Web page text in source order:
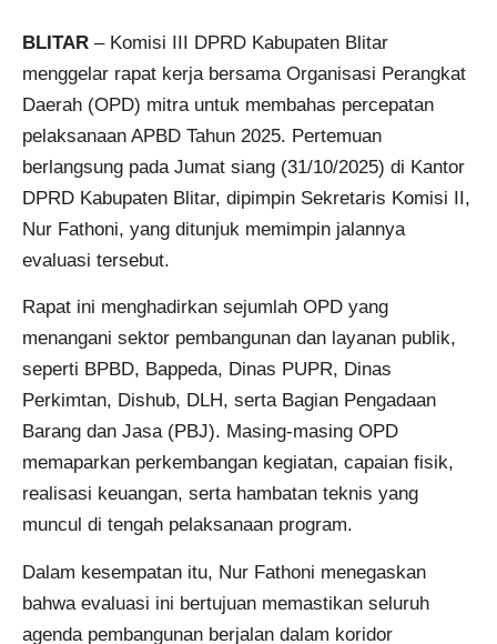
BLITAR – Komisi III DPRD Kabupaten Blitar
menggelar rapat kerja bersama Organisasi Perangkat
Daerah (OPD) mitra untuk membahas percepatan
pelaksanaan APBD Tahun 2025. Pertemuan
berlangsung pada Jumat siang (31/10/2025) di Kantor
DPRD Kabupaten Blitar, dipimpin Sekretaris Komisi II,
Nur Fathoni, yang ditunjuk memimpin jalannya
evaluasi tersebut.
Rapat ini menghadirkan sejumlah OPD yang
menangani sektor pembangunan dan layanan publik,
seperti BPBD, Bappeda, Dinas PUPR, Dinas
Perkimtan, Dishub, DLH, serta Bagian Pengadaan
Barang dan Jasa (PBJ). Masing-masing OPD
memaparkan perkembangan kegiatan, capaian fisik,
realisasi keuangan, serta hambatan teknis yang
muncul di tengah pelaksanaan program.
Dalam kesempatan itu, Nur Fathoni menegaskan
bahwa evaluasi ini bertujuan memastikan seluruh
agenda pembangunan berjalan dalam koridor